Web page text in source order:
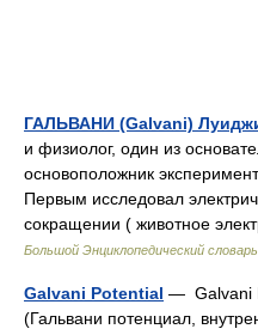
ГАЛЬВАНИ (Galvani)
и физиолог, один из
основоположник
Первым исследовал
сокращении ( животное
Большой Энциклопедический словарь
Galvani Potential — Galvani
(Гальвани потенциал,